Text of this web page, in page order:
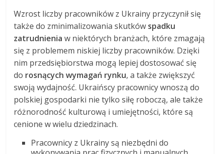
Wzrost liczby pracowników z Ukrainy przyczynił się
także do zminimalizowania skutków spadku
zatrudnienia w niektórych branżach, które zmagają
się z problemem niskiej liczby pracowników. Dzięki
nim przedsiębiorstwa mogą lepiej dostosować się
do rosnących wymagań rynku, a także zwiększyć
swoją wydajność. Ukraińscy pracownicy wnoszą do
polskiej gospodarki nie tylko siłę roboczą, ale także
różnorodność kulturową i umiejętności, które są
cenione w wielu dziedzinach.
Pracownicy z Ukrainy są niezbędni do